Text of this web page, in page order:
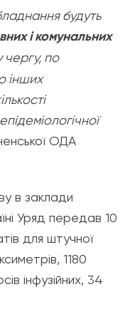
будуть
і комунальних
по
інших
ОДА
в заклади
Уряд передав 10
для штучної
1180
інфузійних, 34